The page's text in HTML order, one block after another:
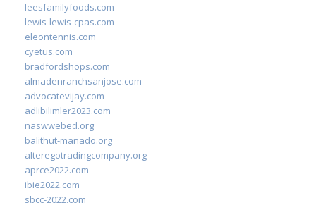
leesfamilyfoods.com
lewis-lewis-cpas.com
eleontennis.com
cyetus.com
bradfordshops.com
almadenranchsanjose.com
advocatevijay.com
adlibilimler2023.com
naswwebed.org
balithut-manado.org
alteregotradingcompany.org
aprce2022.com
ibie2022.com
sbcc-2022.com